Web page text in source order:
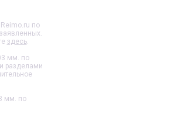
по
здесь.
мм. по
разделами
мм. по